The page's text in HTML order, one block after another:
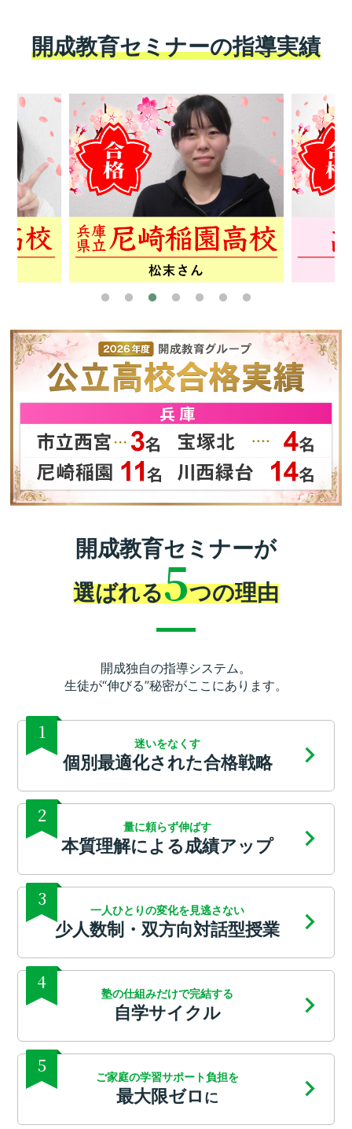
開成教育セミナーの指導実績
開成教育セミナーが
選ばれる5つの理由
開成独自の指導システム。
生徒が“伸びる”秘密がここにあります。
1
迷いをなくす
個別最適化された合格戦略
2
量に頼らず伸ばす
本質理解による成績アップ
3
一人ひとりの変化を見逃さない
少人数制・双方向対話型授業
4
塾の仕組みだけで完結する
自学サイクル
5
ご家庭の学習サポート負担を
最大限ゼロ に